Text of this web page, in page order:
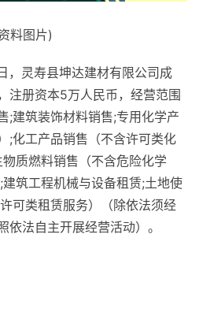
料图片)
，灵寿县坤达建材有限公司成
注册资本5万人民币，经营范围
;建筑装饰材料销售;专用化学产
;化工产品销售（不含许可类化
质燃料销售（不含危险化学
筑工程机械与设备租赁;土地使
可类租赁服务）（除依法须经
法自主开展经营活动）。